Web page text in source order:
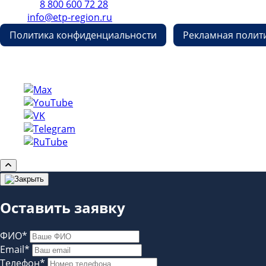
8 800 600 72 28
info@etp-region.ru
Политика конфиденциальности
Рекламная
Оставить заявку
ФИО*
Email*
Телефон*